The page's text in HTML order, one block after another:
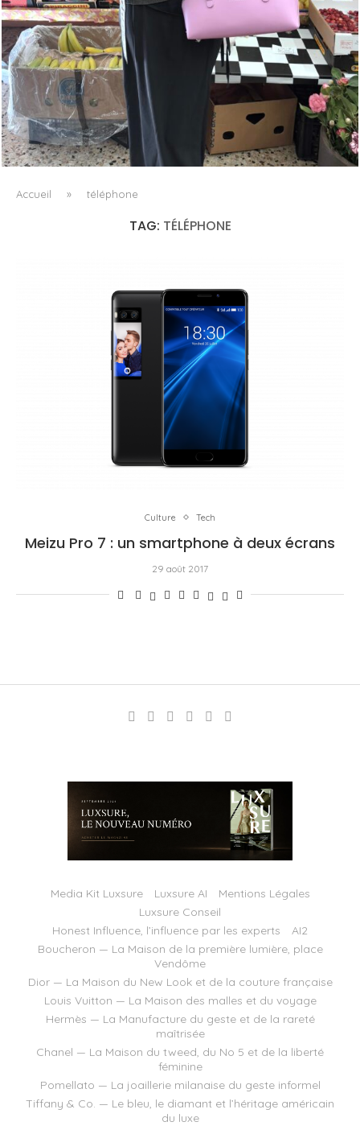
LE BAULETTO DE MM6 MAISON MARGIELA, OU LA
GÉOMÉTRIE COMME SEUL ORNEMENT
Accueil » téléphone
TAG: TÉLÉPHONE
Culture Tech
Meizu Pro 7 : un smartphone à deux écrans
29 août 2017
Media Kit Luxsure Luxsure AI
Mentions Légales
Luxsure Conseil
Honest Influence, l’influence par les experts
AI2
Boucheron — La Maison de la première lumière, place
Vendôme
Dior — La Maison du New Look et de la couture française
Louis Vuitton — La Maison des malles et du voyage
Hermès — La Manufacture du geste et de la rareté
maîtrisée
Chanel — La Maison du tweed, du No 5 et de la liberté
féminine
Pomellato — La joaillerie milanaise du geste informel
Tiffany & Co. — Le bleu, le diamant et l’héritage américain
du luxe